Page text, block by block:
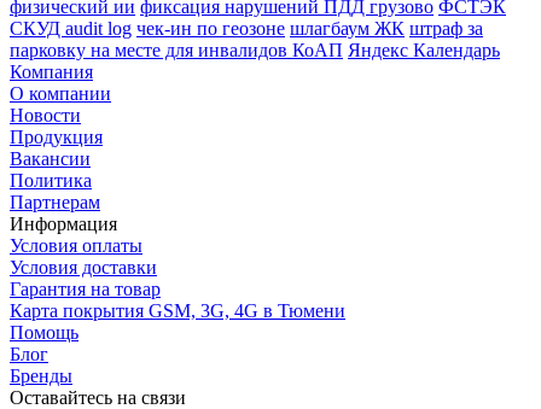
физический ии фиксация нарушений ПДД грузово ФСТЭК
СКУД audit log чек-ин по геозоне шлагбаум ЖК штраф за
парковку на месте для инвалидов КоАП Яндекс Календарь
Компания
О компании
Новости
Продукция
Вакансии
Политика
Партнерам
Информация
Условия оплаты
Условия доставки
Гарантия на товар
Карта покрытия GSM, 3G, 4G в Тюмени
Помощь
Блог
Бренды
Оставайтесь на связи